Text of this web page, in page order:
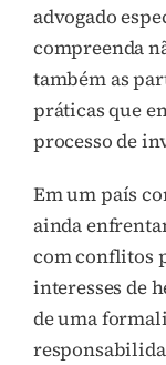
advogado
compreenda
também as
práticas que
processo de
Em um país
ainda
com conflitos
interesses de
de uma